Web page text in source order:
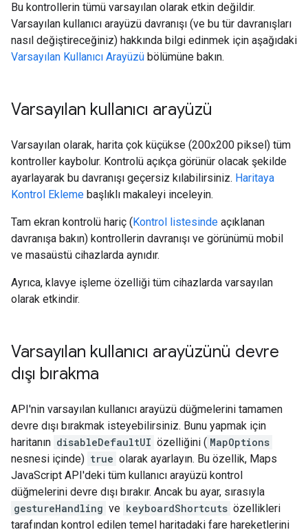
Bu kontrollerin tümü varsayılan olarak etkin değildir.
Varsayılan kullanıcı arayüzü davranışı (ve bu tür davranışları
nasıl değiştireceğiniz) hakkında bilgi edinmek için aşağıdaki
Varsayılan Kullanıcı Arayüzü bölümüne bakın.
Varsayılan kullanıcı arayüzü
Varsayılan olarak, harita çok küçükse (200x200 piksel) tüm
kontroller kaybolur. Kontrolü açıkça görünür olacak şekilde
ayarlayarak bu davranışı geçersiz kılabilirsiniz. Haritaya
Kontrol Ekleme başlıklı makaleyi inceleyin.
Tam ekran kontrolü hariç ( Kontrol listesinde açıklanan
davranışa bakın) kontrollerin davranışı ve görünümü mobil
ve masaüstü cihazlarda aynıdır.
Ayrıca, klavye işleme özelliği tüm cihazlarda varsayılan
olarak etkindir.
Varsayılan kullanıcı arayüzünü devre
dışı bırakma
API'nin varsayılan kullanıcı arayüzü düğmelerini tamamen
devre dışı bırakmak isteyebilirsiniz. Bunu yapmak için
haritanın disableDefaultUI özelliğini ( MapOptions
nesnesi içinde) true olarak ayarlayın. Bu özellik, Maps
JavaScript API'deki tüm kullanıcı arayüzü kontrol
düğmelerini devre dışı bırakır. Ancak bu ayar, sırasıyla
gestureHandling ve keyboardShortcuts özellikleri
tarafından kontrol edilen temel haritadaki fare hareketlerini